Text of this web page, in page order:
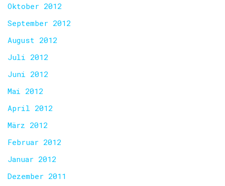
Oktober 2012
September 2012
August 2012
Juli 2012
Juni 2012
Mai 2012
April 2012
März 2012
Februar 2012
Januar 2012
Dezember 2011